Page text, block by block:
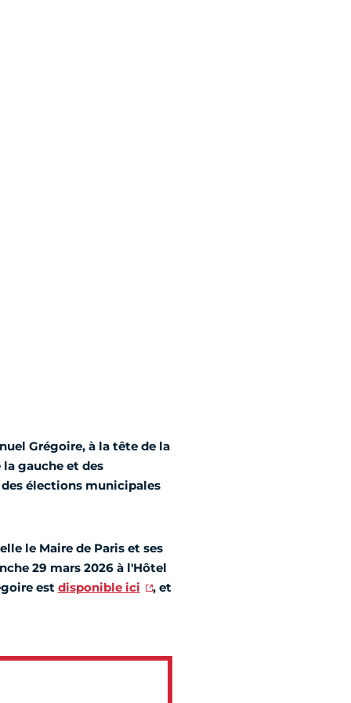
Grégoire, à la tête de la
la gauche et des
élections municipales
le Maire de Paris et ses
29 mars 2026 à l'Hôtel
est disponible ici
, et